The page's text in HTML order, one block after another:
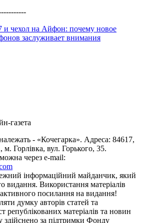
чехол на Айфон: почему новое
заслуживает внимания
газета
- «Кочегарка». Адреса: 84617,
Горлівка, вул. Горького, 35.
через e-mail:
інформаційний майданчик, який
видання. Використання матеріалів
посилання на видання!
думку авторів статей та
републікованих матеріалів та новин
здійснено за підтримки Фонду